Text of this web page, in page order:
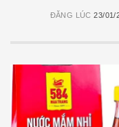
ĐĂNG LÚC23/01/